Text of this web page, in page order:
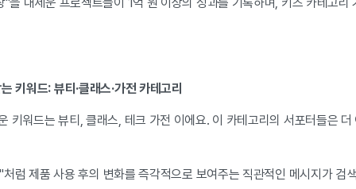
키워드: 뷰티·클래스·가전 카테고리
키워드는 뷰티, 클래스, 테크 가전 이에요. 이 카테고리의 서포터들은
럼 제품 사용 후의 변화를 즉각적으로 보여주는 직관적인 메시지가 검